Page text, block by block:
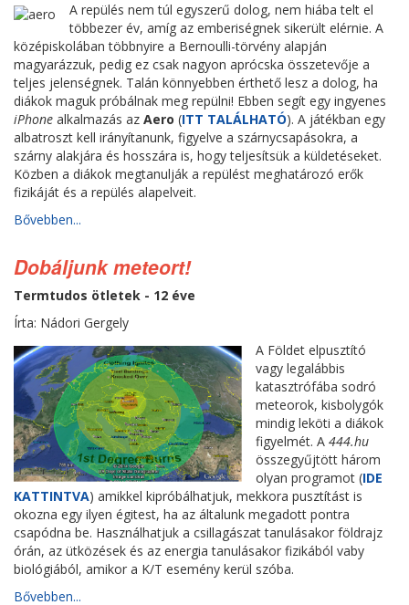
A repülés nem túl egyszerű dolog, nem hiába telt el
többezer év, amíg az emberiségnek sikerült elérnie. A
középiskolában többnyire a Bernoulli-törvény alapján
magyarázzuk, pedig ez csak nagyon aprócska összetevője a
teljes jelenségnek. Talán könnyebben érthető lesz a dolog, ha
diákok maguk próbálnak meg repülni! Ebben segít egy ingyenes
iPhone alkalmazás az Aero (ITT TALÁLHATÓ). A játékban egy
albatroszt kell irányítanunk, figyelve a szárnycsapásokra, a
szárny alakjára és hosszára is, hogy teljesítsük a küldetéseket.
Közben a diákok megtanulják a repülést meghatározó erők
fizikáját és a repülés alapelveit.
Bővebben...
Dobáljunk meteort!
Termtudos ötletek - 12 éve
Írta: Nádori Gergely
A Földet elpusztító
vagy legalábbis
katasztrófába sodró
meteorok, kisbolygók
mindig leköti a diákok
figyelmét. A 444.hu
összegyűjtött három
olyan programot (IDE
KATTINTVA) amikkel kipróbálhatjuk, mekkora pusztítást is
okozna egy ilyen égitest, ha az általunk megadott pontra
csapódna be. Használhatjuk a csillagászat tanulásakor földrajz
órán, az ütközések és az energia tanulásakor fizikából vaby
biológiából, amikor a K/T esemény kerül szóba.
Bővebben...